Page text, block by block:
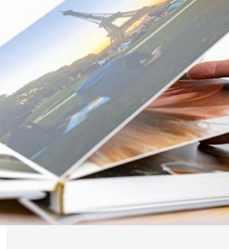
Выберите из списка: